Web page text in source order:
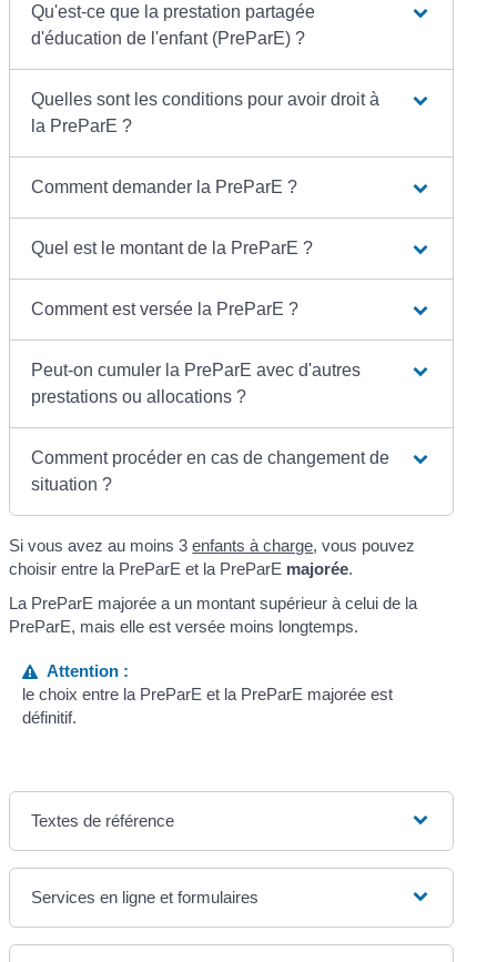
Qu'est-ce que la prestation partagée
d'éducation de l'enfant (PreParE) ?
Quelles sont les conditions pour avoir droit à
la PreParE ?
Comment demander la PreParE ?
Quel est le montant de la PreParE ?
Comment est versée la PreParE ?
Peut-on cumuler la PreParE avec d'autres
prestations ou allocations ?
Comment procéder en cas de changement de
situation ?
Si vous avez au moins 3enfants à charge, vous pouvez
choisir entre la PreParE et la PreParE majorée.
La PreParE majorée a un montant supérieur à celui de la
PreParE, mais elle est versée moins longtemps.
Attention :
le choix entre la PreParE et la PreParE majorée est
définitif.
Textes de référence
Services en ligne et formulaires